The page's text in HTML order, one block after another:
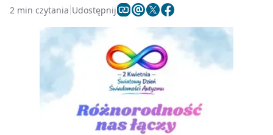
2 min czytania Udostępnij